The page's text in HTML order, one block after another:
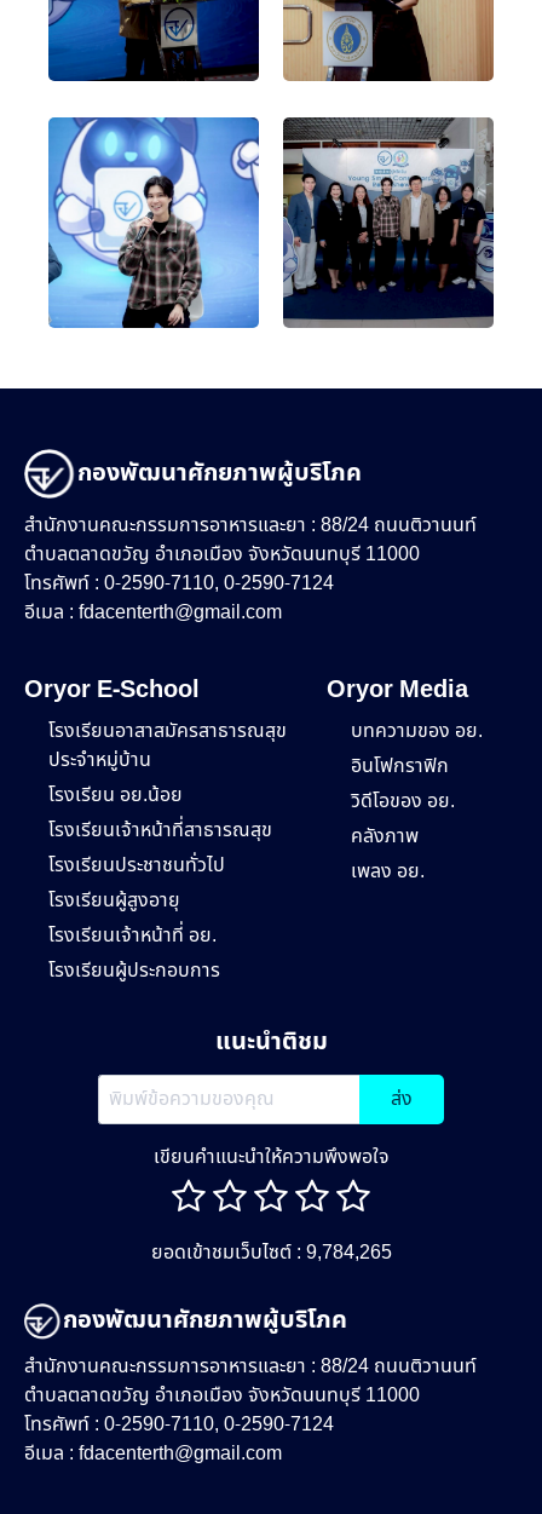
กองพัฒนาศักยภาพผู้บริโภค
สำนักงานคณะกรรมการอาหารและยา : 88/24 ถนนติวานนท์
ตำบลตลาดขวัญ อำเภอเมือง จังหวัดนนทบุรี 11000
โทรศัพท์ : 0-2590-7110, 0-2590-7124
อีเมล : fdacenterth@gmail.com
Oryor E-School
โรงเรียนอาสาสมัครสาธารณสุข
ประจำหมู่บ้าน
โรงเรียน อย.น้อย
โรงเรียนเจ้าหน้าที่สาธารณสุข
โรงเรียนประชาชนทั่วไป
โรงเรียนผู้สูงอายุ
โรงเรียนเจ้าหน้าที่ อย.
โรงเรียนผู้ประกอบการ
Oryor Media
บทความของ อย.
อินโฟกราฟิก
วิดีโอของ อย.
คลังภาพ
เพลง อย.
แนะนำติชม
ส่ง
เขียนคำแนะนำให้ความพึงพอใจ
ยอดเข้าชมเว็บไซต์ : 9,784,265
กองพัฒนาศักยภาพผู้บริโภค
สำนักงานคณะกรรมการอาหารและยา : 88/24 ถนนติวานนท์
ตำบลตลาดขวัญ อำเภอเมือง จังหวัดนนทบุรี 11000
โทรศัพท์ : 0-2590-7110, 0-2590-7124
อีเมล : fdacenterth@gmail.com